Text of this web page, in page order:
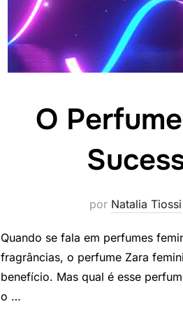
O
por Natalia Tiossi
Quando se fala em perfumes
fragrâncias, o perfume Zara
benefício. Mas qual é esse
o …